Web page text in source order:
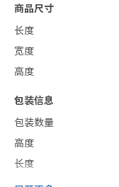
商品尺寸
长度
宽度
高度
包装信息
包装数量
高度
长度
净重